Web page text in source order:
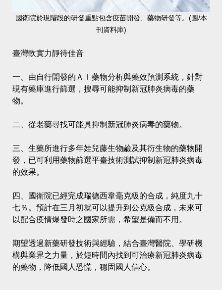
國衛院於現階段的研發重點包含疫苗開發、藥物研發等。(圖/本
刊資料庫)
臺灣軟實力靜待佳音
一、由自行開發的ＡＩ藥物分析與藥效預測系統，針對
現有藥庫進行篩選，搜尋可能抑制新冠肺炎病毒的藥
物。
二、從老藥尋找可能具抑制新冠肺炎病毒的藥物。
三、生藥所進行多年娃兒藤生物鹼及其衍生物的藥物開
發，已可利用藥物篩選平臺技術測試抑制新冠肺炎病毒
的效果。
四、國衛院已經完成瑞德西韋毫克級的合成，純度九十
七％。預計在三月初就可以提升到公克級合成，未來可
以配合疫情爆發時之國家所需，希望是備而不用。
期望透過新藥研發技術與經驗，結合臺灣醫院、學研機
構與業界之力量，於短時間內找到可治療新冠肺炎病毒
的藥物，降低國人恐慌，穩固國人信心。